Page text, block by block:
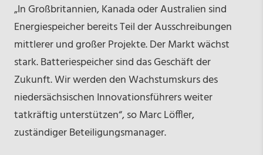
„In Großbritannien, Kanada oder Australien sind
Energiespeicher bereits Teil der Ausschreibungen
mittlerer und großer Projekte. Der Markt wächst
stark. Batteriespeicher sind das Geschäft der
Zukunft. Wir werden den Wachstumskurs des
niedersächsischen Innovationsführers weiter
tatkräftig unterstützen“, so Marc Löffler,
zuständiger Beteiligungsmanager.